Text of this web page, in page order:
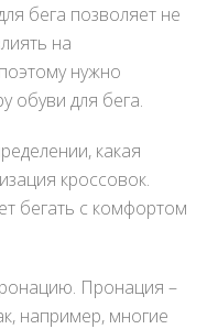
бега позволяет не
на
нужно
обуви для бега.
какая
кроссовок.
бегать с комфортом
Пронация –
например, многие